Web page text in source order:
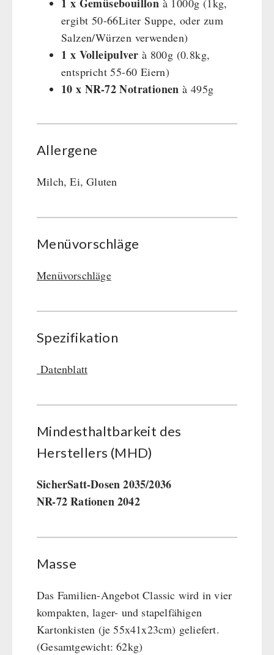
1 x Gemüsebouillon à 1000g (1kg,
ergibt 50-66Liter Suppe, oder zum
Salzen/Würzen verwenden)
1 x Volleipulver à 800g (0.8kg,
entspricht 55-60 Eiern)
10 x NR-72 Notrationen à 495g
Allergene
Milch, Ei, Gluten
Menüvorschläge
Menüvorschläge
Spezifikation
Datenblatt
Mindesthaltbarkeit des
Herstellers (MHD)
SicherSatt-Dosen 2035/2036
NR-72 Rationen 2042
Masse
Das Familien-Angebot Classic wird in vier
kompakten, lager- und stapelfähigen
Kartonkisten (je 55x41x23cm) geliefert.
(Gesamtgewicht: 62kg)